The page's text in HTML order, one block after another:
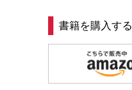
書籍を購入する